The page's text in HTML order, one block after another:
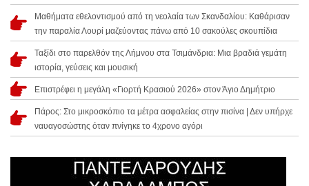
Μαθήματα εθελοντισμού από τη νεολαία των Σκανδαλίου: Καθάρισαν
την παραλία Λουρί μαζεύοντας πάνω από 10 σακούλες σκουπίδια
Ταξίδι στο παρελθόν της Λήμνου στα Τσιμάνδρια: Μια βραδιά γεμάτη
ιστορία, γεύσεις και μουσική
Επιστρέφει η μεγάλη «Γιορτή Κρασιού 2026» στον Άγιο Δημήτριο
Πάρος: Στο μικροσκόπιο τα μέτρα ασφαλείας στην πισίνα | Δεν υπήρχε
ναυαγοσώστης όταν πνίγηκε το 4χρονο αγόρι